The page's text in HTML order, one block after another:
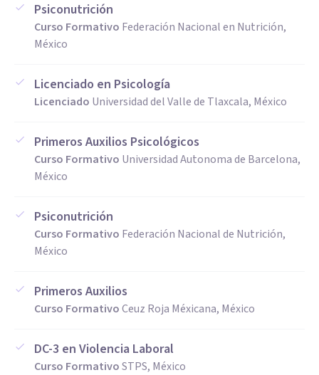
Psiconutrición
Curso Formativo Federación Nacional en Nutrición,
México
Licenciado en Psicología
Licenciado Universidad del Valle de Tlaxcala, México
Primeros Auxilios Psicológicos
Curso Formativo Universidad Autonoma de Barcelona,
México
Psiconutrición
Curso Formativo Federación Nacional de Nutrición,
México
Primeros Auxilios
Curso FormativoCeuz Roja Méxicana, México
DC-3 en Violencia Laboral
Curso FormativoSTPS, México